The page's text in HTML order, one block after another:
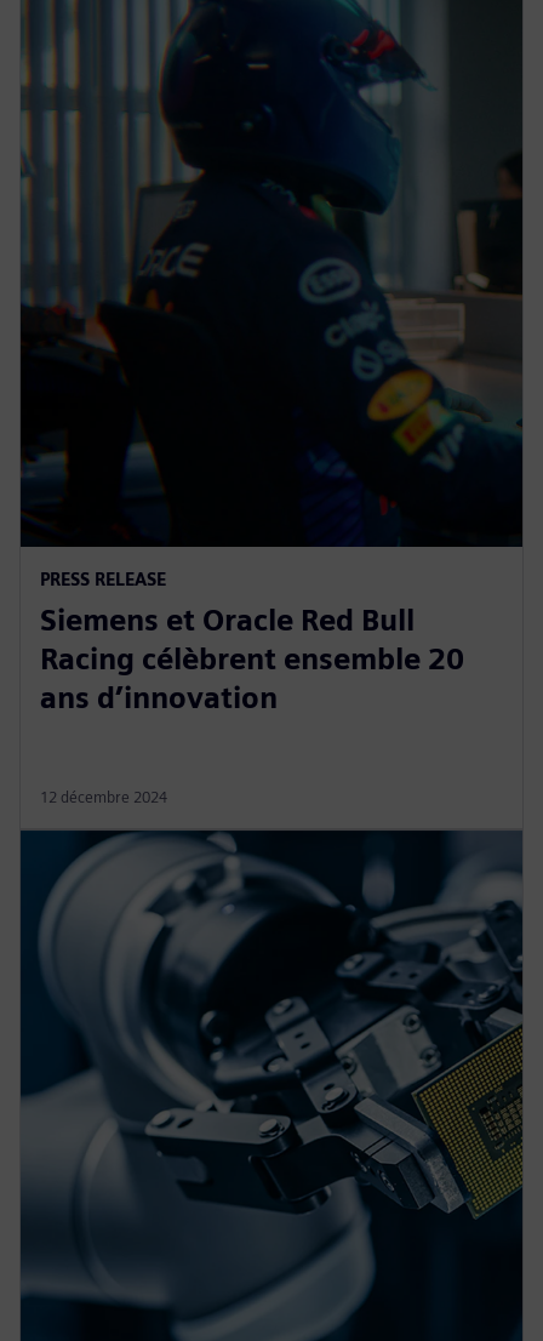
PRESS RELEASE
Siemens et Oracle Red Bull
Racing célèbrent ensemble 20
ans d’innovation
12 décembre 2024